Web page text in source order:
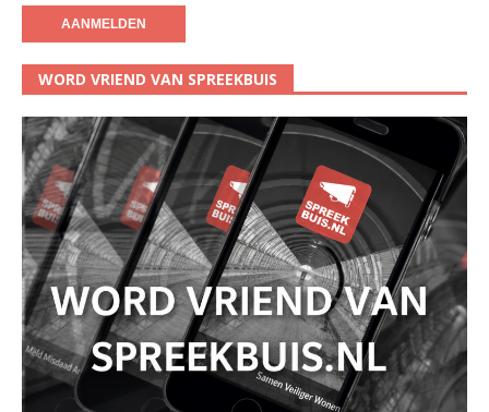
WORD VRIEND VAN SPREEKBUIS